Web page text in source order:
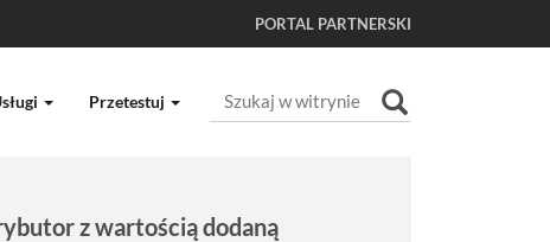
PORTAL PARTNERSKI
Przetestuj
Szukaj
z wartością dodaną